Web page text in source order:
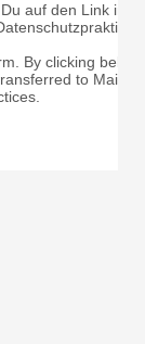
auf den Link in
By clicking
to